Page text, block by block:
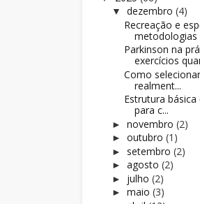
▼ dezembro (4)
Recreação e
metodologias
Parkinson na
exercícios
Como
realment...
Estrutura
para c...
► novembro (2)
► outubro (1)
► setembro (2)
► agosto (2)
► julho (2)
► maio (3)